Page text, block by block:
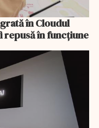
în Cloudul
repusă în funcțiune